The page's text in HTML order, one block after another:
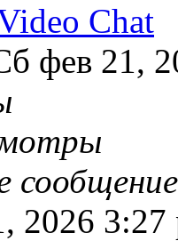
Chat
фев 21,
2026 3:27